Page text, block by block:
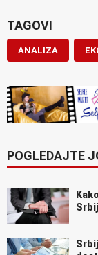
TAGOVI
ANALIZA
POGLEDAJTE